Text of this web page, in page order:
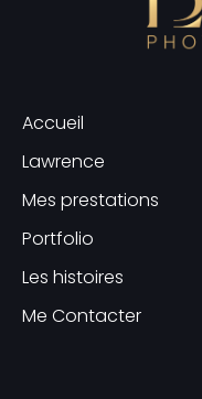
Accueil
Lawrence
Mes prestations
Portfolio
Les histoires
Me Contacter